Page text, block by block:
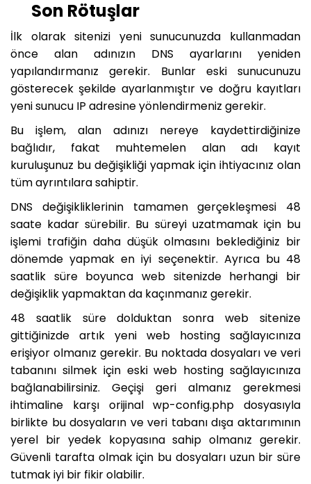
Son Rötuşlar
İlk olarak sitenizi yeni sunucunuzda kullanmadan
önce alan adınızın DNS ayarlarını yeniden
yapılandırmanız gerekir. Bunlar eski sunucunuzu
gösterecek şekilde ayarlanmıştır ve doğru kayıtları
yeni sunucu IP adresine yönlendirmeniz gerekir.
Bu işlem, alan adınızı nereye kaydettirdiğinize
bağlıdır, fakat muhtemelen alan adı kayıt
kuruluşunuz bu değişikliği yapmak için ihtiyacınız olan
tüm ayrıntılara sahiptir.
DNS değişikliklerinin tamamen gerçekleşmesi 48
saate kadar sürebilir. Bu süreyi uzatmamak için bu
işlemi trafiğin daha düşük olmasını beklediğiniz bir
dönemde yapmak en iyi seçenektir. Ayrıca bu 48
saatlik süre boyunca web sitenizde herhangi bir
değişiklik yapmaktan da kaçınmanız gerekir.
48 saatlik süre dolduktan sonra web sitenize
gittiğinizde artık yeni web hosting sağlayıcınıza
erişiyor olmanız gerekir. Bu noktada dosyaları ve veri
tabanını silmek için eski web hosting sağlayıcınıza
bağlanabilirsiniz. Geçişi geri almanız gerekmesi
ihtimaline karşı orijinal wp-config.php dosyasıyla
birlikte bu dosyaların ve veri tabanı dışa aktarımının
yerel bir yedek kopyasına sahip olmanız gerekir.
Güvenli tarafta olmak için bu dosyaları uzun bir süre
tutmak iyi bir fikir olabilir.